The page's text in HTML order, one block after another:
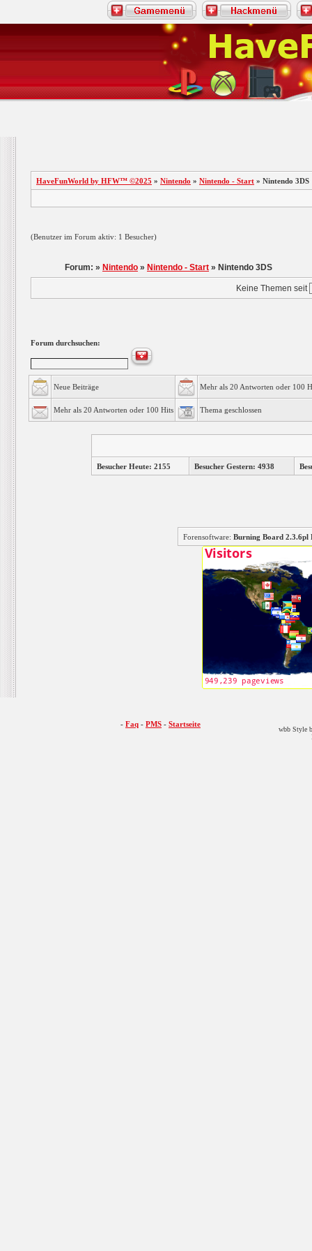
HaveFunWorld by HFW™ ©2025 » Nintendo » Nintendo - Start » Nintendo 3DS
(Benutzer im Forum aktiv: 1 Besucher)
Forum: » Nintendo » Nintendo - Start » Nintendo 3DS
Keine Themen seit
Forum durchsuchen:
Neue Beiträge Mehr als 20 Antworten oder 100
Mehr als 20 Antworten oder 100 Hits Thema geschlossen
Besucher Heute: 2155 Besucher Gestern: 4938
Forensoftware: Burning Board
- Faq - PMS - Startseite
wbb Style